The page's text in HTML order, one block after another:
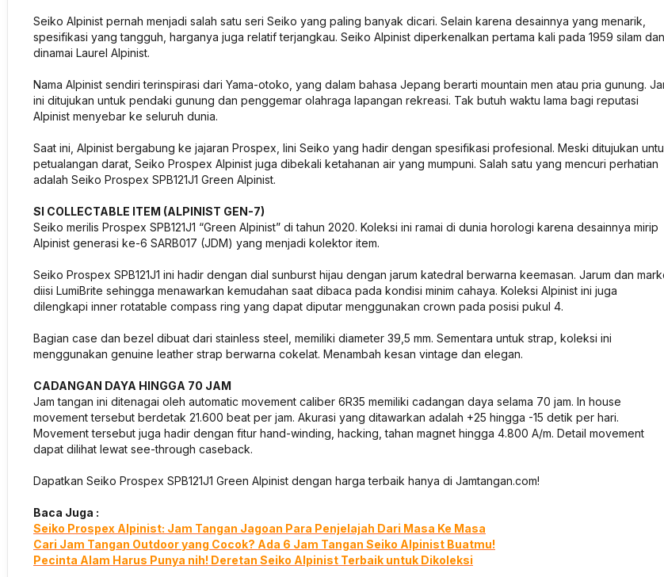
Seiko Alpinist pernah menjadi salah satu seri Seiko yang paling banyak dicari. Selain karena desainnya yang menarik,
spesifikasi yang tangguh, harganya juga relatif terjangkau. Seiko Alpinist diperkenalkan pertama kali pada 1959 silam dan
dinamai Laurel Alpinist.
Nama Alpinist sendiri terinspirasi dari Yama-otoko, yang dalam bahasa Jepang berarti mountain men atau pria gunung.
ini ditujukan untuk pendaki gunung dan penggemar olahraga lapangan rekreasi. Tak butuh waktu lama bagi reputasi
Alpinist menyebar ke seluruh dunia.
Saat ini, Alpinist bergabung ke jajaran Prospex, lini Seiko yang hadir dengan spesifikasi profesional. Meski ditujukan
petualangan darat, Seiko Prospex Alpinist juga dibekali ketahanan air yang mumpuni. Salah satu yang mencuri perhatian
adalah Seiko Prospex SPB121J1 Green Alpinist.
SI COLLECTABLE ITEM (ALPINIST GEN-7)
Seiko merilis Prospex SPB121J1 “Green Alpinist” di tahun 2020. Koleksi ini ramai di dunia horologi karena desainnya mirip
Alpinist generasi ke-6 SARB017 (JDM) yang menjadi kolektor item.
Seiko Prospex SPB121J1 ini hadir dengan dial sunburst hijau dengan jarum katedral berwarna keemasan. Jarum dan
diisi LumiBrite sehingga menawarkan kemudahan saat dibaca pada kondisi minim cahaya. Koleksi Alpinist ini juga
dilengkapi inner rotatable compass ring yang dapat diputar menggunakan crown pada posisi pukul 4.
Bagian case dan bezel dibuat dari stainless steel, memiliki diameter 39,5 mm. Sementara untuk strap, koleksi ini
menggunakan genuine leather strap berwarna cokelat. Menambah kesan vintage dan elegan.
CADANGAN DAYA HINGGA 70 JAM
Jam tangan ini ditenagai oleh automatic movement caliber 6R35 memiliki cadangan daya selama 70 jam. In house
movement tersebut berdetak 21.600 beat per jam. Akurasi yang ditawarkan adalah +25 hingga -15 detik per hari.
Movement tersebut juga hadir dengan fitur hand-winding, hacking, tahan magnet hingga 4.800 A/m. Detail movement
dapat dilihat lewat see-through caseback.
Dapatkan Seiko Prospex SPB121J1 Green Alpinist dengan harga terbaik hanya di Jamtangan.com!
Baca Juga :
Seiko Prospex Alpinist: Jam Tangan Jagoan Para Penjelajah Dari Masa Ke Masa
Cari Jam Tangan Outdoor yang Cocok? Ada 6 Jam Tangan Seiko Alpinist Buatmu!
Pecinta Alam Harus Punya nih! Deretan Seiko Alpinist Terbaik untuk Dikoleksi